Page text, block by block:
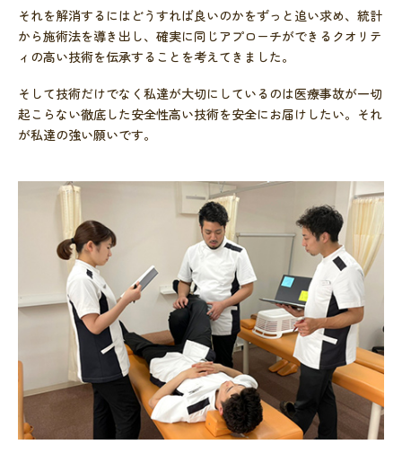
それを解消するにはどうすれば良いのかをずっと追い求め、統計
から施術法を導き出し、確実に同じアプローチができるクオリテ
ィの高い技術を伝承することを考えてきました。
そして技術だけでなく私達が大切にしているのは医療事故が一切
起こらない徹底した安全性高い技術を安全にお届けしたい。それ
が私達の強い願いです。